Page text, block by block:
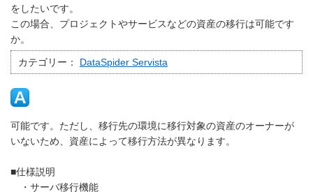
をしたいです。
この場合、プロジェクトやサービスなどの資産の移行は可能です
か。
カテゴリー： DataSpider Servista
可能です。ただし、移行先の環境に移行対象の資産のオーナーが
いないため、資産によって移行方法が異なります。
■仕様説明
・サーバ移行機能